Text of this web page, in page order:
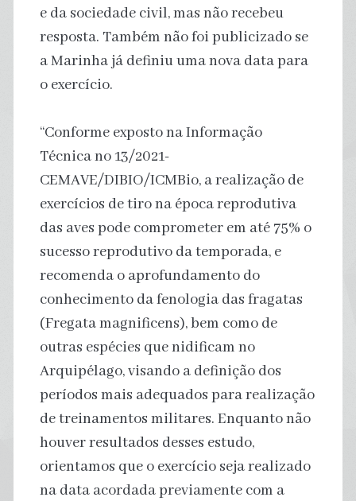
e da sociedade civil, mas não recebeu
resposta. Também não foi publicizado se
a Marinha já definiu uma nova data para
o exercício.
“Conforme exposto na Informação
Técnica no 13/2021-
CEMAVE/DIBIO/ICMBio, a realização de
exercícios de tiro na época reprodutiva
das aves pode comprometer em até 75% o
sucesso reprodutivo da temporada, e
recomenda o aprofundamento do
conhecimento da fenologia das fragatas
(Fregata magnificens), bem como de
outras espécies que nidificam no
Arquipélago, visando a definição dos
períodos mais adequados para realização
de treinamentos militares. Enquanto não
houver resultados desses estudo,
orientamos que o exercício seja realizado
na data acordada previamente com a